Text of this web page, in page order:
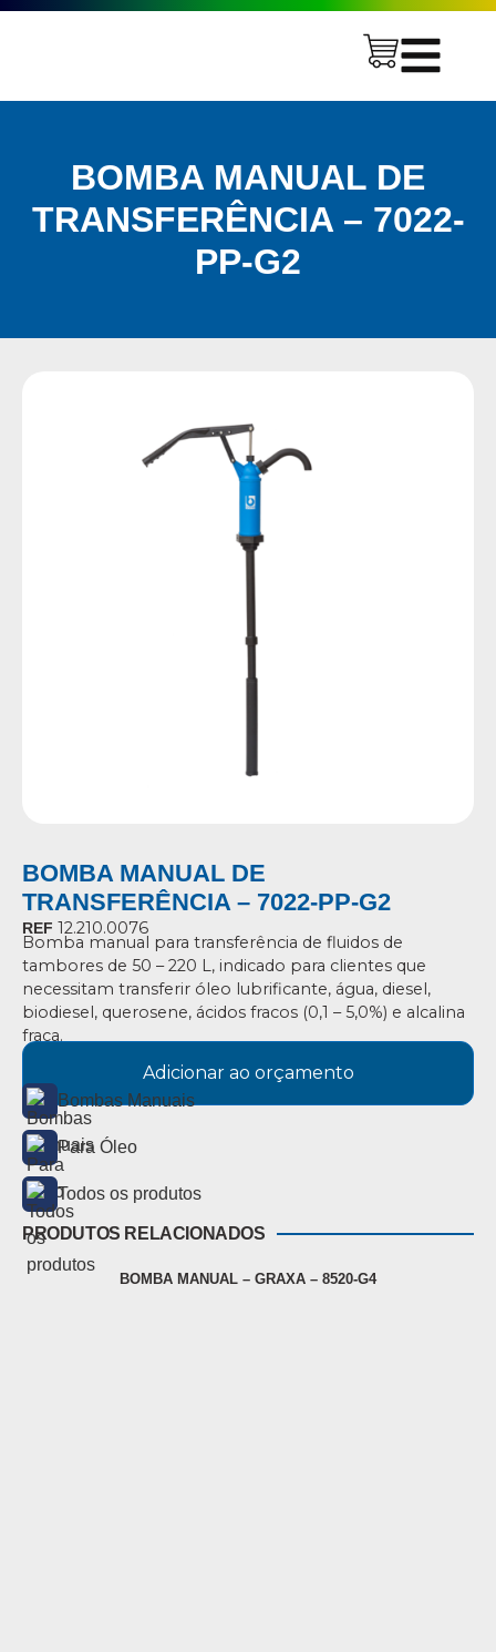
BOMBA MANUAL DE
TRANSFERÊNCIA – 7022-
PP-G2
BOMBA MANUAL DE
TRANSFERÊNCIA – 7022-PP-G2
REF 12.210.0076
Bomba manual para transferência de fluidos de
tambores de 50 – 220 L, indicado para clientes que
necessitam transferir óleo lubrificante, água, diesel,
biodiesel, querosene, ácidos fracos (0,1 – 5,0%) e alcalina
fraca.
Adicionar ao orçamento
Bombas Manuais
Para Óleo
Todos os produtos
PRODUTOS RELACIONADOS
BOMBA MANUAL – GRAXA – 8520-G4